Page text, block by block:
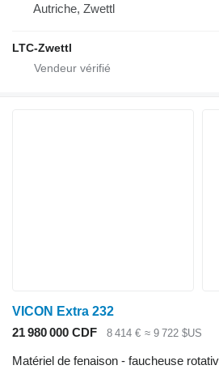
Autriche, Zwettl
LTC-Zwettl
VICON Extra 232
21 980 000 CDF
8 414 € ≈ 9 722 $US
Matériel de fenaison - faucheuse